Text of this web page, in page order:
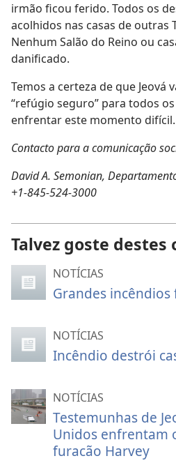
irmão ficou ferido. Todos os
acolhidos nas casas de outras
Nenhum Salão do Reino ou
danificado.
Temos a certeza de que Jeová
“refúgio seguro” para todos
enfrentar este momento
Contacto para a comunicação
David A. Semonian,
+1-845-524-3000
Talvez goste destes
NOTÍCIAS
Grandes
NOTÍCIAS
Incêndio destrói
NOTÍCIAS
Testemunhas de
Unidos enfrentam
furacão Harvey